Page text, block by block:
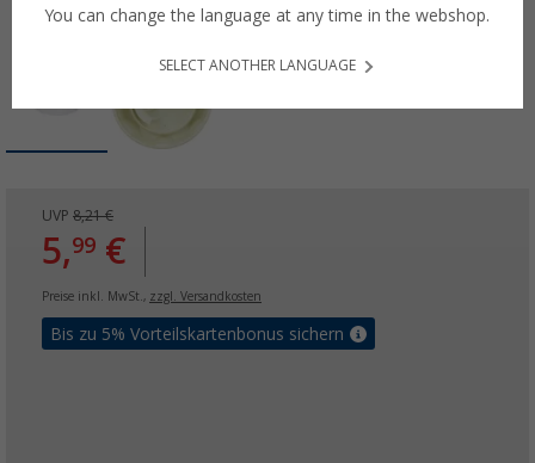
UVP 8,21 €
5,99 €
Preise inkl. MwSt., zzgl. Versandkosten
Bis zu 5% Vorteilskartenbonus sichern
You can change the language at any time in the webshop.
SELECT ANOTHER LANGUAGE